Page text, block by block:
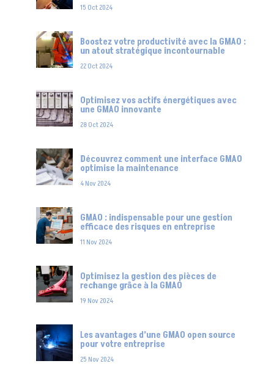
15 Oct 2024
Boostez votre productivité avec la GMAO :
un atout stratégique incontournable
22 Oct 2024
Optimisez vos actifs énergétiques avec
une GMAO innovante
28 Oct 2024
Découvrez comment une interface GMAO
optimise la maintenance
4 Nov 2024
GMAO : indispensable pour une gestion
efficace des risques en entreprise
11 Nov 2024
Optimisez la gestion des pièces de
rechange grâce à la GMAO
19 Nov 2024
Les avantages d’une GMAO open source
pour votre entreprise
25 Nov 2024